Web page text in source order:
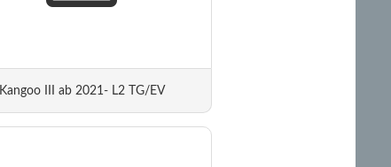
Kangoo III ab 2021- L2 TG/EV